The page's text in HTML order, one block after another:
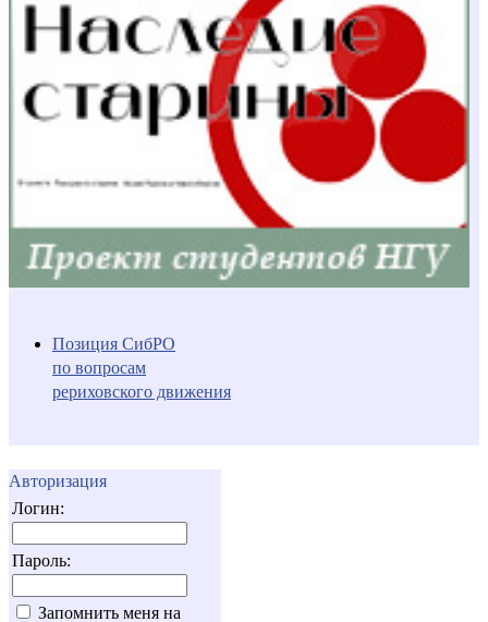
Позиция СибРО
по вопросам
рериховского движения
Авторизация
Логин:
Пароль:
Запомнить меня на